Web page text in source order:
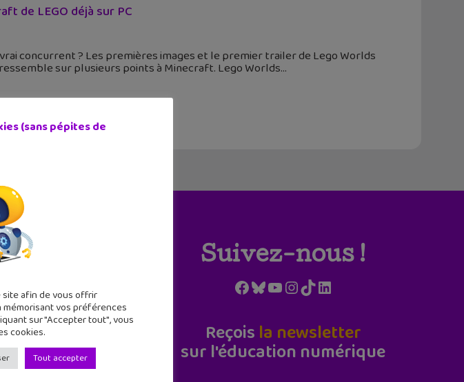
de LEGO déjà sur PC
concurrent ? Les premières images et le premier trailer de Lego Worlds
sur plusieurs points à Minecraft. Lego Worlds
site de culture
Suivez-nous !
Facebook
Bluesky
YouTube
Instagram
TikTokLinkedIn
Reçois la newsletter
sur l'éducation numérique
(sans pépites de
site afin de vous offrir
vos préférences
sur "Accepter tout", vous
cookies.
Tout accepter